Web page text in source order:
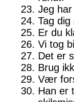
Jeg
Tag dig
Er du
Vi tog
Det er
Brug
Vær
Han er